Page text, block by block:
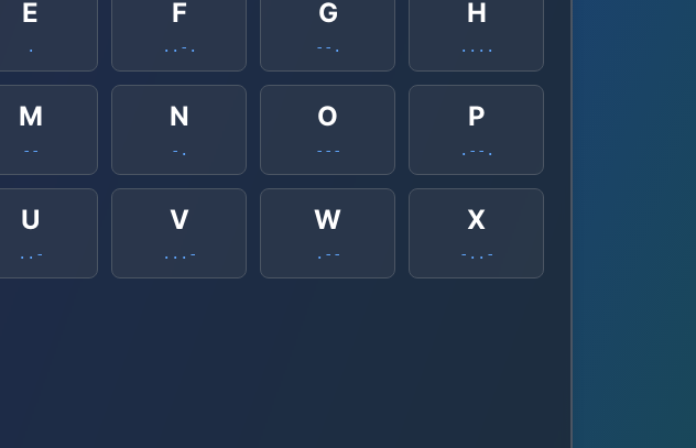
E
.
F
..-.
G
--.
H
....
M
--
N
-.
O
---
P
.--.
U
..-
V
...-
W
.--
X
-..-